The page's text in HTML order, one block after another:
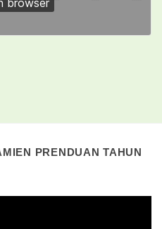
PRENDUAN TAHUN